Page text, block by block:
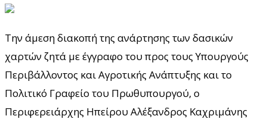
Την άμεση διακοπή της ανάρτησης των δασικών
χαρτών ζητά με έγγραφο του προς τους Υπουργούς
Περιβάλλοντος και Αγροτικής Ανάπτυξης και το
Πολιτικό Γραφείο του Πρωθυπουργού, ο
Περιφερειάρχης Ηπείρου Αλέξανδρος Καχριμάνης